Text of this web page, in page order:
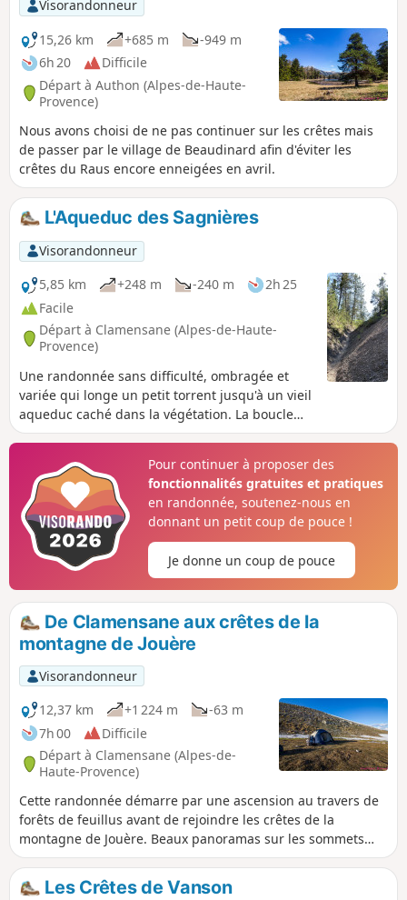
Visorandonneur
15,26 km
+685 m
-949 m
6h 20
Difficile
Départ à Authon (Alpes-de-Haute-
Provence)
Nous avons choisi de ne pas continuer sur les crêtes mais
de passer par le village de Beaudinard afin d'éviter les
crêtes du Raus encore enneigées en avril.
L'Aqueduc des Sagnières
Visorandonneur
5,85 km
+248 m -240 m
2h 25
Facile
Départ à Clamensane (Alpes-de-Haute-
Provence)
Une randonnée sans difficulté, ombragée et
variée qui longe un petit torrent jusqu'à un vieil
aqueduc caché dans la végétation. La boucle
offre de beaux points de vue sur la vallée et les
Pour continuer à proposer des
fonctionnalités gratuites et pratiques
en randonnée, soutenez-nous en
donnant un petit coup de pouce !
Je donne un coup de pouce
De Clamensane aux crêtes de la
montagne de Jouère
Visorandonneur
12,37 km
+1 224 m
-63 m
7h 00
Difficile
Départ à Clamensane (Alpes-de-
Haute-Provence)
Cette randonnée démarre par une ascension au travers de
forêts de feuillus avant de rejoindre les crêtes de la
montagne de Jouère. Beaux panoramas sur les sommets
alentours dont les Écrins.
Les Crêtes de Vanson